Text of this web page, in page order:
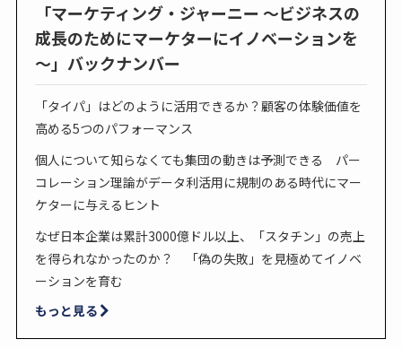
「マーケティング・ジャーニー ～ビジネスの
成長のためにマーケターにイノベーションを
～」バックナンバー
「タイパ」はどのように活用できるか？顧客の体験価値を
高める5つのパフォーマンス
個人について知らなくても集団の動きは予測できる パー
コレーション理論がデータ利活用に規制のある時代にマー
ケターに与えるヒント
なぜ日本企業は累計3000億ドル以上、「スタチン」の売上
を得られなかったのか？ 「偽の失敗」を見極めてイノベ
ーションを育む
もっと見る